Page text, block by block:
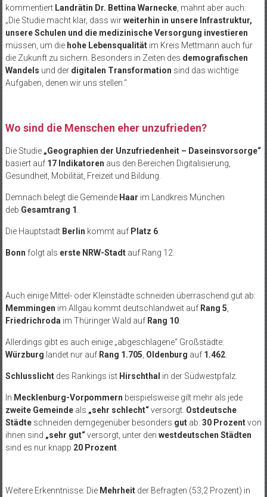
kommentiert Landrätin Dr. Bettina Warnecke, mahnt aber auch:
„Die Studie macht klar, dass wirweiterhin in unsere Infrastruktur,
unsere Schulen und die medizinische Versorgung investieren
müssen, um die hohe Lebensqualitätim Kreis Mettmann auch für
die Zukunft zu sichern. Besonders in Zeiten des demografischen
Wandels und der digitalen Transformation sind das wichtige
Aufgaben, denen wir uns stellen.“
Wo sind die Menschen eher unzufrieden?
Die Studie „Geographien der Unzufriedenheit – Daseinsvorsorge“
basiert auf 17 Indikatoren aus den Bereichen Digitalisierung,
Gesundheit, Mobilität, Freizeit und Bildung.
Demnach belegt die Gemeinde Haar im Landkreis München
deb Gesamtrang 1
Die Hauptstadt Berlin kommt auf Platz 6.
Bonn folgt als erste NRW-Stadtauf Rang 12.
Auch einige Mittel- oder Kleinstädte schneiden überraschend gut ab:
Memmingen im Allgäu kommt deutschlandweit auf Rang 5
Friedrichroda im Thüringer Wald auf Rang 10.
Allerdings gibt es auch einige „abgeschlagene“ Großstädte:
Würzburg landet nur auf Rang 1.705 Oldenburg auf 1.462.
Schlusslichtdes Rankings ist Hirschthal in der Südwestpfalz.
In Mecklenburg-Vorpommern beispielsweise gilt mehr als jede
zweite Gemeindeals „sehr schlecht“versorgt. Ostdeutsche
Städteschneiden demgegenüber besonders gutab: 30 Prozentvon
ihnen sind „sehr gut“versorgt, unter den westdeutschen Städten
sind es nur knapp 20 Prozent.
Weitere Erkenntnisse: Die Mehrheitder Befragten (53,2 Prozent) in